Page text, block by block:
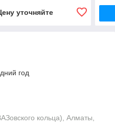
уточняйте
год
кольца), Алматы,